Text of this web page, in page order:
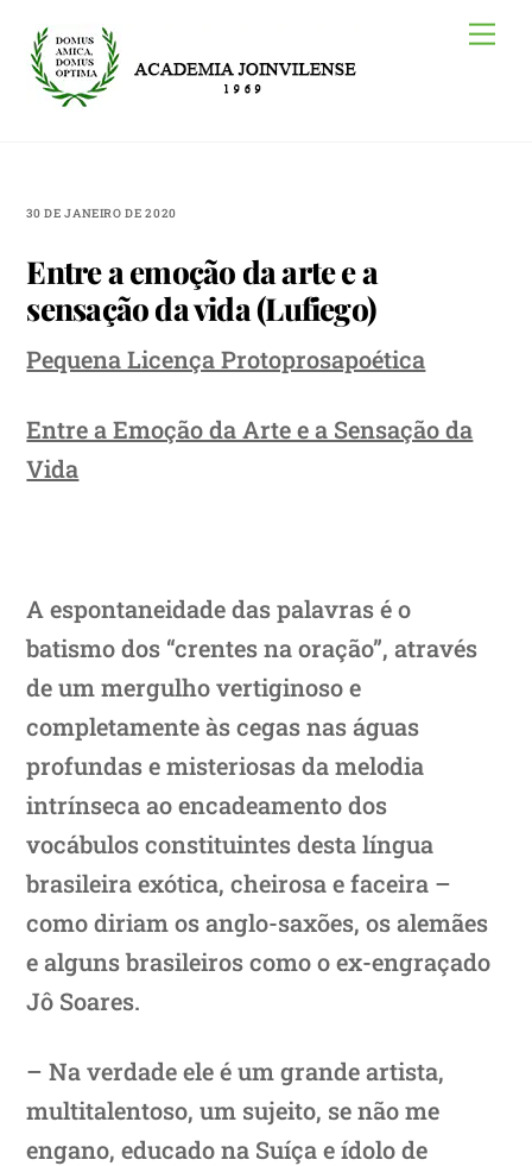
content
30 DE JANEIRO DE 2020
Entre a emoção da arte e a
sensação da vida (Lufiego)
Pequena Licença Protoprosapoética
Entre a Emoção da Arte e a Sensação da
Vida
A espontaneidade das palavras é o
batismo dos “crentes na oração”, através
de um mergulho vertiginoso e
completamente às cegas nas águas
profundas e misteriosas da melodia
intrínseca ao encadeamento dos
vocábulos constituintes desta língua
brasileira exótica, cheirosa e faceira –
como diriam os anglo-saxões, os alemães
e alguns brasileiros como o ex-engraçado
Jô Soares.
– Na verdade ele é um grande artista,
multitalentoso, um sujeito, se não me
engano, educado na Suíça e ídolo de